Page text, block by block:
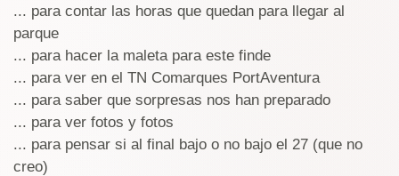
... para contar las horas que quedan para llegar al
parque
... para hacer la maleta para este finde
... para ver en el TN Comarques PortAventura
... para saber que sorpresas nos han preparado
... para ver fotos y fotos
... para pensar si al final bajo o no bajo el 27 (que no
creo)